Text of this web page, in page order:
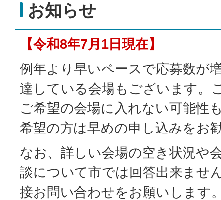
お知らせ
【令和8年7月1日現在】
例年より早いペースで応募数が
達している会場もございます。
ご希望の会場に入れない可能性
希望の方は早めの申し込みをお
なお、詳しい会場の空き状況や
談について市では回答出来ませ
接お問い合わせをお願いします